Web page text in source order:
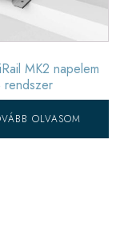
MK2 napelem
OLVASOM